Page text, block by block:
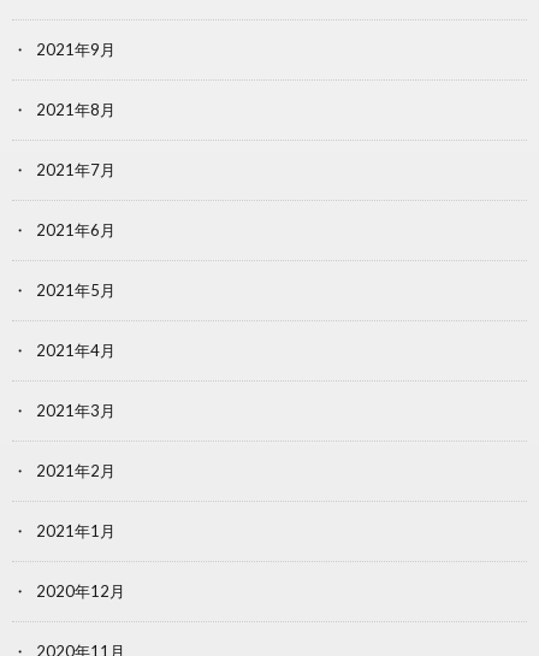
2021年9月
2021年8月
2021年7月
2021年6月
2021年5月
2021年4月
2021年3月
2021年2月
2021年1月
2020年12月
2020年11月